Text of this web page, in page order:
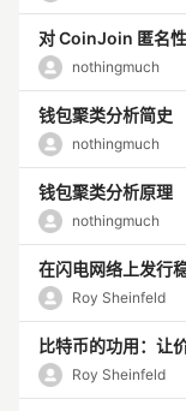
对 CoinJoin 匿名
nothingmuch
钱包聚类分析简史
nothingmuch
钱包聚类分析原理
nothingmuch
Roy Sheinfeld
比特币的功用：让
Roy Sheinfeld